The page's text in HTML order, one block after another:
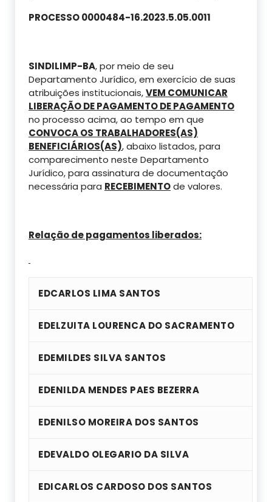
PROCESSO 0000484-16.2023.5.05.0011
SINDILIMP-BA, por meio de seu
Departamento Jurídico, em exercício de suas
atribuições institucionais,VEM COMUNICAR
LIBERAÇÃO DE PAGAMENTO DE PAGAMENTO
no processo acima, ao tempo em que
CONVOCA OS TRABALHADORES(AS)
BENEFICIÁRIOS(AS), abaixo listados, para
comparecimento neste Departamento
Jurídico, para assinatura de documentação
necessária para RECEBIMENTOde valores.
Relação de pagamentos liberados:
EDCARLOS LIMA SANTOS
EDELZUITA LOURENCA DO SACRAMENTO
EDEMILDES SILVA SANTOS
EDENILDA MENDES PAES BEZERRA
EDENILSO MOREIRA DOS SANTOS
EDEVALDO OLEGARIO DA SILVA
EDICARLOS CARDOSO DOS SANTOS